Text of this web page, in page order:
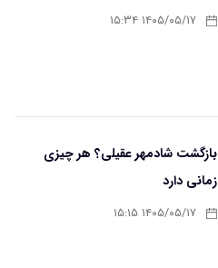
۱۴۰۵/۰۵/۱۷ ۱۵:۳۴
بازگشت شادمهر عقیلی؟ هر چیزی
زمانی دارد
۱۴۰۵/۰۵/۱۷ ۱۵:۱۵